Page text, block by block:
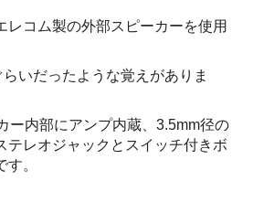
レコム製の外部スピーカーを使用
いだったような覚えがありま
ー内部にアンプ内蔵、3.5mm径の
テレオジャックとスイッチ付きボ
。